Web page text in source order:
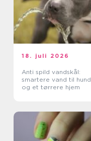
18. juli 2026
Anti spild vandskål:
smartere vand til
og et tørrere hjem